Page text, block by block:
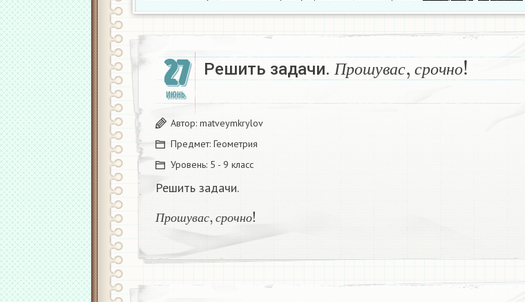
27
ИЮНЬ
Решить задачи. П р о ш у в а с с р о ч н о
Прошувас срочн о!
Автор: matveymkrylov
Предмет: Геометрия
Уровень: 5 - 9 класс
Решить задачи.
П р о ш у в а с ср о чн о
н